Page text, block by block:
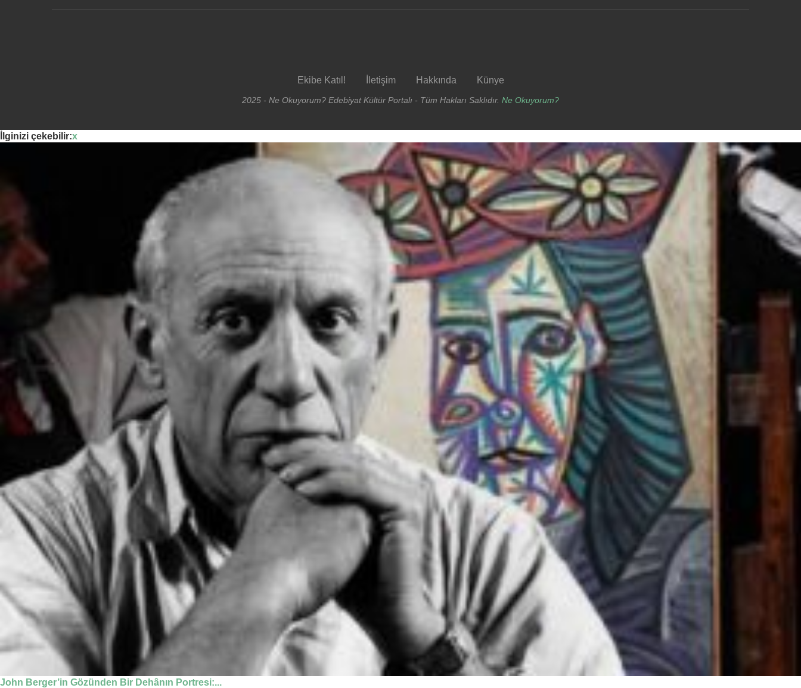
Ekibe Katıl! İletişim Hakkında Künye
2025 - Ne Okuyorum? Edebiyat Kültür Portalı - Tüm Hakları Saklıdır. Ne Okuyorum?
İlginizi çekebilir:x
John Berger’in Gözünden Bir Dehânın Portresi:...